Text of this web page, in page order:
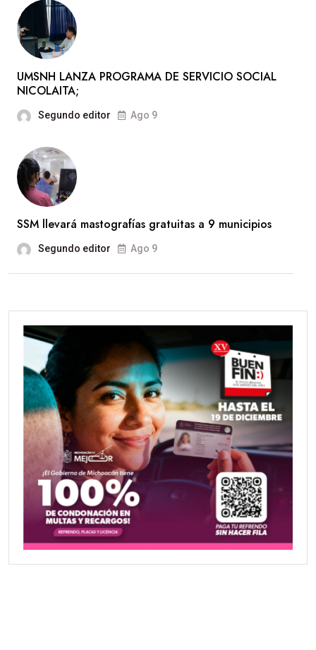
UMSNH LANZA PROGRAMA DE SERVICIO SOCIAL
NICOLAITA;
Segundo editor Ago 9
SSM llevará mastografías gratuitas a 9 municipios
Segundo editor Ago 9